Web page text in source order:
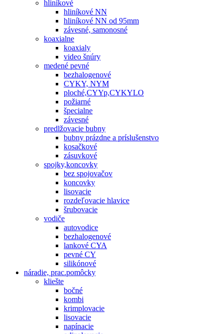
hliníkové
hliníkové NN
hliníkové NN od 95mm
závesné, samonosné
koaxialne
koaxialy
video šnúry
medené pevné
bezhalogenové
CYKY, NYM
ploché,CYYp,CYKYLO
požiarné
špecialne
závesné
predlžovacie bubny
bubny prázdne a príslušenstvo
kosačkové
zásuvkové
spojky,koncovky
bez spojovačov
koncovky
lisovacie
rozdeľovacie hlavice
šrubovacie
vodiče
autovodice
bezhalogenové
lankové CYA
pevné CY
silikónové
náradie, prac.pomôcky
kliešte
bočné
kombi
krimplovacie
lisovacie
napínacie